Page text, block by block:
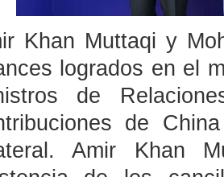
Khan Muttaqi y
logrados en el
de
de
Amir Khan